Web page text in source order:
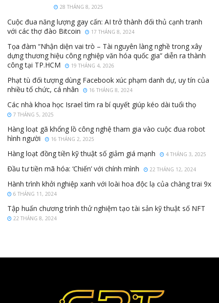
28 THÁNG 8, 2025
Cuộc đua năng lượng gay cấn: AI trở thành đối thủ cạnh tranh
với các thợ đào Bitcoin
17 THÁNG 8, 2024
Tọa đàm “Nhận diện vai trò – Tài nguyên làng nghề trong xây
dựng thương hiệu công nghiệp văn hóa quốc gia” diễn ra thành
công tại TP.HCM
19 THÁNG 4, 2026
Phạt tù đối tượng dùng Facebook xúc phạm danh dự, uy tín của
nhiều tổ chức, cá nhân
16 THÁNG 8, 2024
Các nhà khoa học Israel tìm ra bí quyết giúp kéo dài tuổi thọ
7 THÁNG 5, 2025
Hàng loạt gã khổng lồ công nghệ tham gia vào cuộc đua robot
hình người
16 THÁNG 2, 2025
Hàng loạt đồng tiền kỹ thuật số giảm giá mạnh 4 THÁNG 3, 2025
Đầu tư tiền mã hóa: ‘Chiến’ với chính mình 22 THÁNG 12, 2024
Hành trình khởi nghiệp xanh với loài hoa độc lạ của chàng trai 9x
6 THÁNG 11, 2024
Tập huấn chương trình thử nghiệm tạo tài sản kỹ thuật số NFT
22 THÁNG 8, 2024